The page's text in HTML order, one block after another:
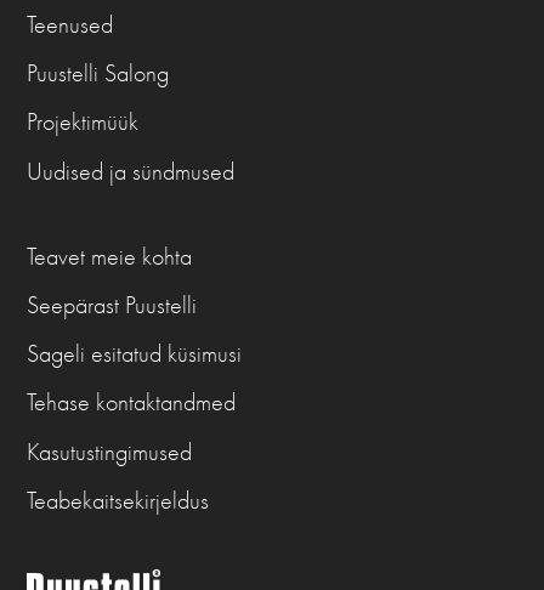
Teenused
Puustelli Salong
Projektimüük
Uudised ja sündmused
Teavet meie kohta
Seepärast Puustelli
Sageli esitatud küsimusi
Tehase kontaktandmed
Kasutustingimused
Teabekaitsekirjeldus